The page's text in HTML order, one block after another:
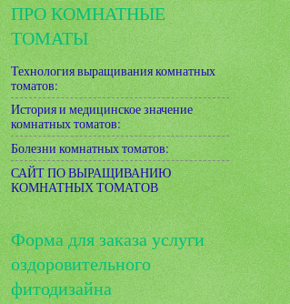
ПРО КОМНАТНЫЕ
ТОМАТЫ
Технология выращивания комнатных
томатов:
История и медицинское значение
комнатных томатов:
Болезни комнатных томатов:
САЙТ ПО ВЫРАЩИВАНИЮ
КОМНАТНЫХ ТОМАТОВ
Форма для заказа услуги
оздоровительного
фитодизайна